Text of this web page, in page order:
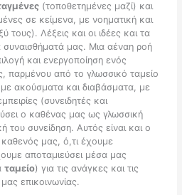
(τοποθετημένες μαζί) και
σε κείμενα, με νοηματική και
τους). Λέξεις και οι ιδέες και τα
συναισθήματά μας. Μια αέναη ροή
και ενεργοποίηση ενός
παρμένου από το γλωσσικό ταμείο
ακούσματα και διαβάσματα, με
(συνειδητές και
ο καθένας μας ως γλωσσική
του συνείδηση. Αυτός είναι και ο
μας, ό,τι έχουμε
αποταμιεύσει μέσα μας
ταμείο) για τις ανάγκες και τις
επικοινωνίας.